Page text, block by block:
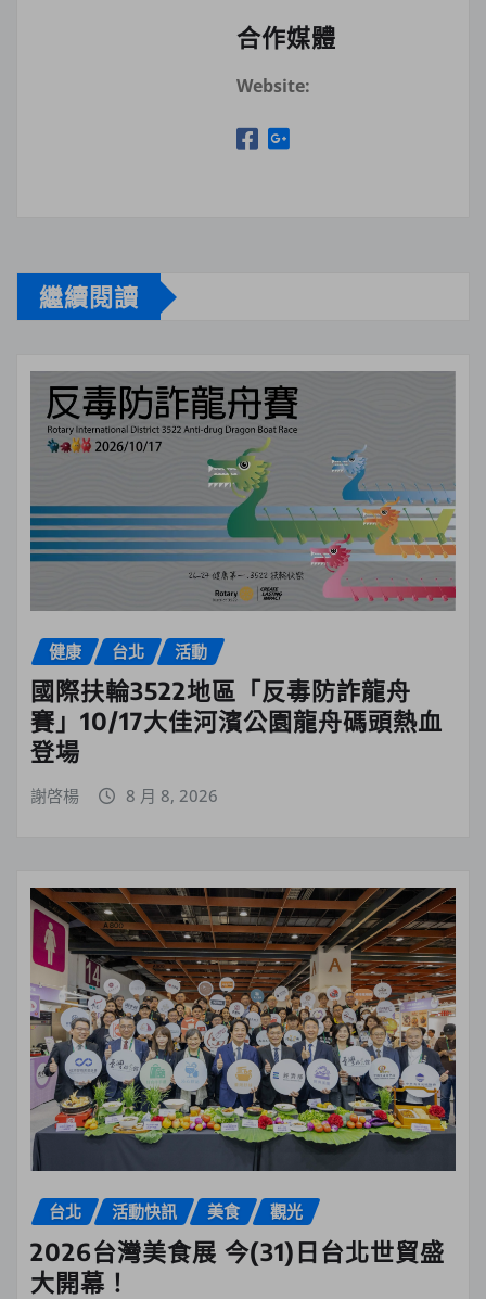
合作媒體
Website:
繼續閱讀
健康 台北 活動
國際扶輪3522地區「反毒防詐龍舟
賽」10/17大佳河濱公園龍舟碼頭熱血
登場
謝啓楊 8 月 8, 2026
台北 活動快訊 美食 觀光
2026台灣美食展 今(31)日台北世貿盛
大開幕！